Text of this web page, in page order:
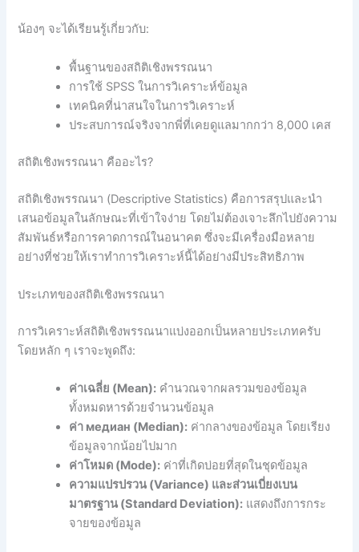
น้องๆ จะได้เรียนรู้เกี่ยวกับ:
พื้นฐานของสถิติเชิงพรรณนา
การใช้ SPSS ในการวิเคราะห์ข้อมูล
เทคนิคที่น่าสนใจในการวิเคราะห์
ประสบการณ์จริงจากพี่ที่เคยดูแลมากกว่า 8,000 เคส
สถิติเชิงพรรณนา คืออะไร?
สถิติเชิงพรรณนา (Descriptive Statistics) คือการสรุปและนำ
เสนอข้อมูลในลักษณะที่เข้าใจง่าย โดยไม่ต้องเจาะลึกไปยังความ
สัมพันธ์หรือการคาดการณ์ในอนาคต ซึ่งจะมีเครื่องมือหลาย
อย่างที่ช่วยให้เราทำการวิเคราะห์นี้ได้อย่างมีประสิทธิภาพ
ประเภทของสถิติเชิงพรรณนา
การวิเคราะห์สถิติเชิงพรรณนาแบ่งออกเป็นหลายประเภทครับ
โดยหลัก ๆ เราจะพูดถึง:
ค่าเฉลี่ย (Mean): คำนวณจากผลรวมของข้อมูล
ทั้งหมดหารด้วยจำนวนข้อมูล
ค่า медиан (Median): ค่ากลางของข้อมูล โดยเรียง
ข้อมูลจากน้อยไปมาก
ค่าโหมด (Mode): ค่าที่เกิดบ่อยที่สุดในชุดข้อมูล
ความแปรปรวน (Variance) และส่วนเบี่ยงเบน
มาตรฐาน (Standard Deviation): แสดงถึงการกระ
จายของข้อมูล